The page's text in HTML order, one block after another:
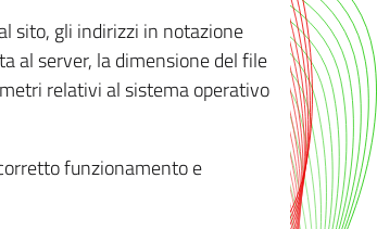
sito, gli indirizzi in notazione
al server, la dimensione del file
relativi al sistema operativo
funzionamento e